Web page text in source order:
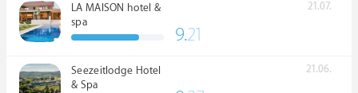
LA MAISON hotel &
spa
21.07.
9.21
Seezeitlodge Hotel
& Spa
21.06.